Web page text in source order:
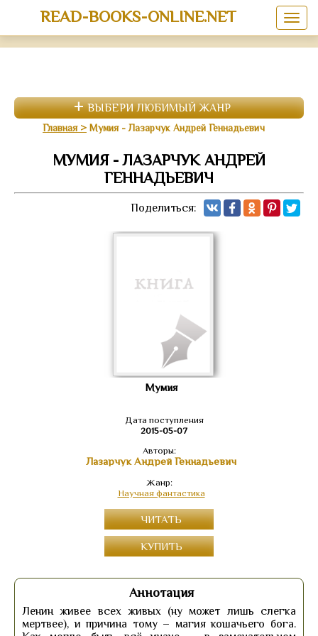
READ-BOOKS-ONLINE.NET
ВЫБЕРИ ЛЮБИМЫЙ ЖАНР
Главная Мумия - Лазарчук Андрей Геннадьевич
МУМИЯ - ЛАЗАРЧУК АНДРЕЙ
ГЕННАДЬЕВИЧ
Поделиться:
Мумия
Дата поступления
2015-05-07
Авторы:
Лазарчук Андрей Геннадьевич
Жанр:
Научная фантастика
ЧИТАТЬ
КУПИТЬ
Аннотация
Ленин живее всех живых (ну может лишь слегка
мертвее), и причина тому – магия кошачьего бога.